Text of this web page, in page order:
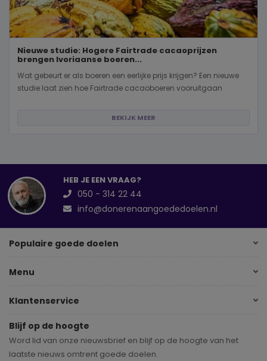
Nieuwe studie: Hogere Fairtrade cacaoprijzen
brengen Ivoriaanse boeren...
Wat gebeurt er als boeren een eerlijke prijs krijgen? Een nieuwe
studie laat zien hoe Fairtrade cacaoboeren vooruitgaan
BEKIJK MEER
HEB JE EEN VRAAG?
050 - 314 22 44
info@donerenaangoededoelen.nl
Populaire goede doelen
Menu
Klantenservice
Blijf op de hoogte
Word lid van onze nieuwsbrief en blijf op de hoogte van het
laatste nieuws omtrent goede doelen.